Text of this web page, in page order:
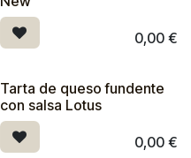
0,00€
Tarta de queso fundente
con salsa Lotus
0,00€